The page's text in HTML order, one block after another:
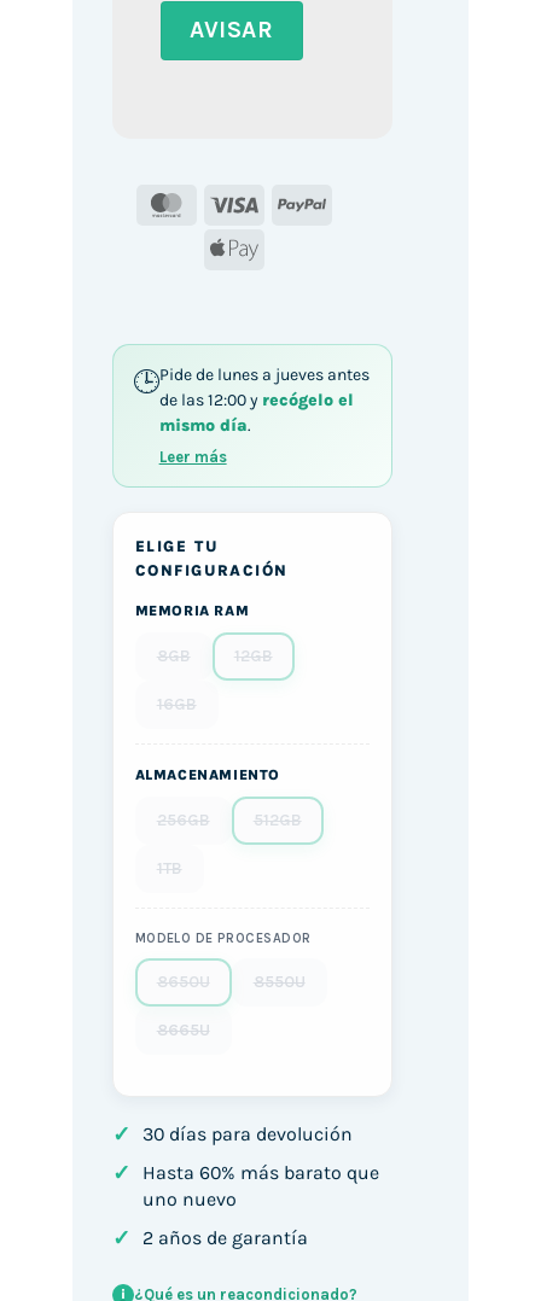
MasterCard
Visa
PayPal
Apple
Pide de lunes a jueves antes
de las 12:00 y recógelo el
mismo día.
Leer más
ELIGE TU
CONFIGURACIÓN
MEMORIA RAM
8GB 12GB
16GB
ALMACENAMIENTO
256GB 512GB
1TB
MODELO DE PROCESADOR
8650U 8550U
8665U
✓ 30 días para devolución
✓
Hasta 60% más barato que
uno nuevo
✓ 2 años de garantía
i ¿Qué es un reacondicionado?